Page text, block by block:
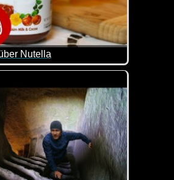
Nutella
und Kalorienbombe oder einfach nur